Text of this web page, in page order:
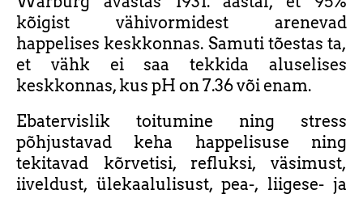
kõigist vähivormidest arenevad
happelises keskkonnas. Samuti tõestas ta,
et vähk ei saa tekkida aluselises
keskkonnas, kus pH on 7.36 või enam.
Ebatervislik toitumine ning stress
põhjustavad keha happelisuse ning
tekitavad kõrvetisi, refluksi, väsimust,
iiveldust, ülekaalulisust, pea-, liigese- ja